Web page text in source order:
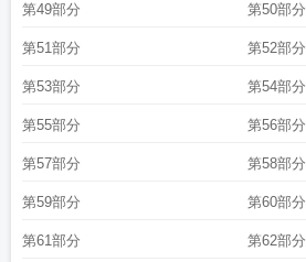
第49部分 第50部分
第51部分 第52部分
第53部分 第54部分
第55部分 第56部分
第57部分 第58部分
第59部分 第60部分
第61部分 第62部分